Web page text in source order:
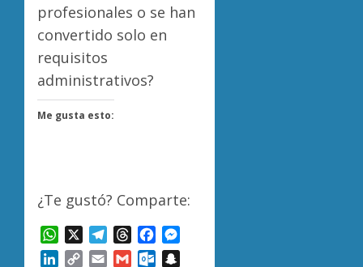
profesionales o se han
convertido solo en
requisitos
administrativos?
Me gusta esto:
¿Te gustó? Comparte:
WhatsAppTelegram
ThreadsFacebook
LinkedIn
Copy
Email GmailOutlook.com